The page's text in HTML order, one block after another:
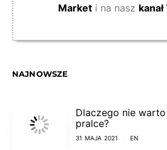
Market i na nasz
NAJNOWSZE
Dlaczego nie
pralce?
31 MAJA 2021 EN